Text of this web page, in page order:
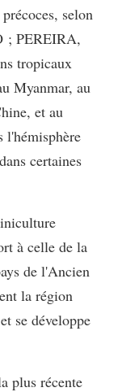
selon
; PEREIRA,
tropicaux
Myanmar, au
et au
l'hémisphère
certaines
à celle de la
de l'Ancien
la région
se développe
plus récente